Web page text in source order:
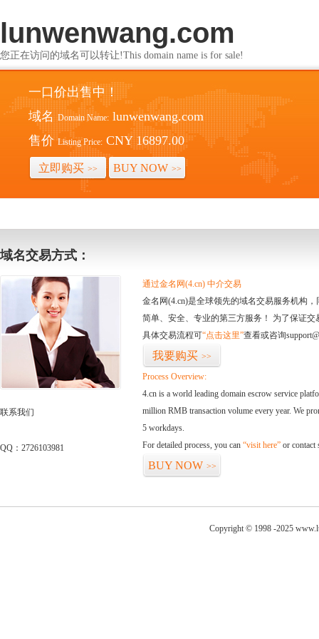
lunwenwang.com
您正在访问的域名可以转让!This domain name is for sale!
一口价出售中！
域名 Domain Name: lunwenwang.com
售价 Listing Price: CNY 16897.00
立即购买 >> BUY NOW >>
域名交易方式：
联系我们
QQ：2726103981
通过金名网(4.cn) 中介交易
金名网(4.cn)是全球领先的域名交易服务机构
简单、安全、专业的第三方服务！ 为了保证
具体交易流程可“点击这里”查看或咨询
我要购买 >>
Process Overview:
4.cn is a world leading domain escrow service
million RMB transaction volume every year. We
5 workdays.
For detailed process, you can “visit here” or contact
BUY NOW >>
Copyright © 1998 -2025